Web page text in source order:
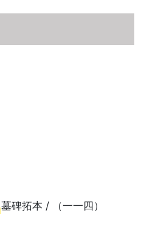
墓碑拓本 / （一一四）